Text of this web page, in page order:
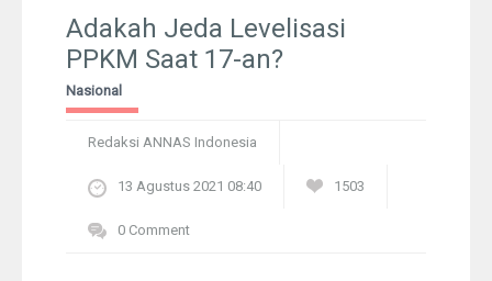
Pelangi
Ustadz
Download
Adakah Jeda Levelisasi
PPKM Saat 17-an?
Nasional
Redaksi ANNAS Indonesia
13 Agustus 2021 08:40 1503
0 Comment